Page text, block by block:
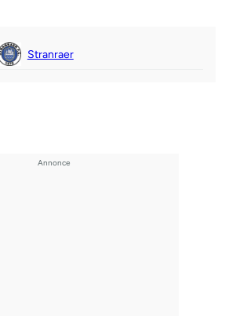
Stranraer